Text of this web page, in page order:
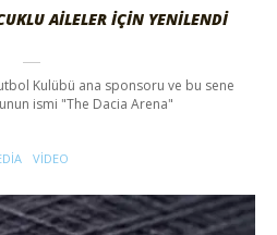
AİLELER İÇİN YENİLENDİ
Kulübü ana sponsoru ve bu sene
ismi "The Dacia Arena"
VIDEO